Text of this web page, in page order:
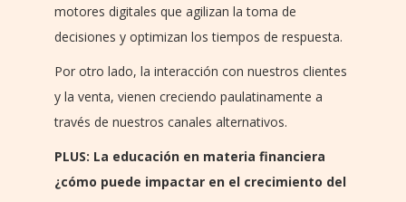
motores digitales que agilizan la toma de
decisiones y optimizan los tiempos de respuesta.
Por otro lado, la interacción con nuestros clientes
y la venta, vienen creciendo paulatinamente a
través de nuestros canales alternativos.
PLUS: La educación en materia financiera
¿cómo puede impactar en el crecimiento del